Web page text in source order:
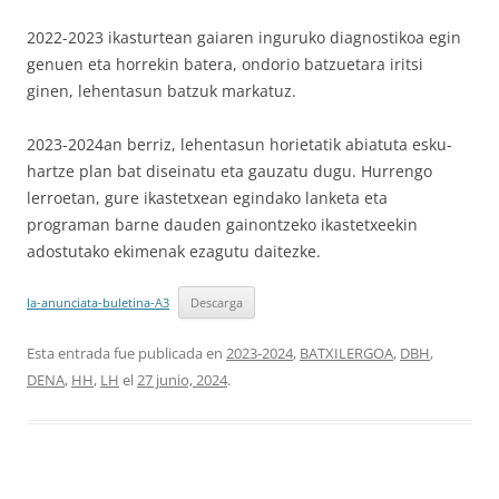
2022-2023 ikasturtean gaiaren inguruko diagnostikoa egin
genuen eta horrekin batera, ondorio batzuetara iritsi
ginen, lehentasun batzuk markatuz.
2023-2024an berriz, lehentasun horietatik abiatuta esku-
hartze plan bat diseinatu eta gauzatu dugu. Hurrengo
lerroetan, gure ikastetxean egindako lanketa eta
programan barne dauden gainontzeko ikastetxeekin
adostutako ekimenak ezagutu daitezke.
la-anunciata-buletina-A3 Descarga
Esta entrada fue publicada en 2023-2024, BATXILERGOA, DBH,
DENA, HH, LH el27 junio, 2024.